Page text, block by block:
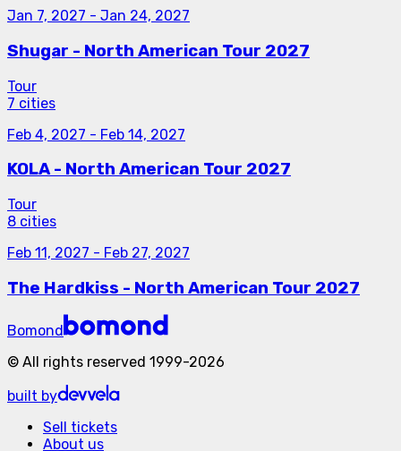
Jan 7, 2027 - Jan 24, 2027
Shugar - North American Tour 2027
Tour
7 cities
Feb 4, 2027 - Feb 14, 2027
KOLA - North American Tour 2027
Tour
8 cities
Feb 11, 2027 - Feb 27, 2027
The Hardkiss - North American Tour 2027
Bomond
© All rights reserved 1999-2026
built by
Sell tickets
About us